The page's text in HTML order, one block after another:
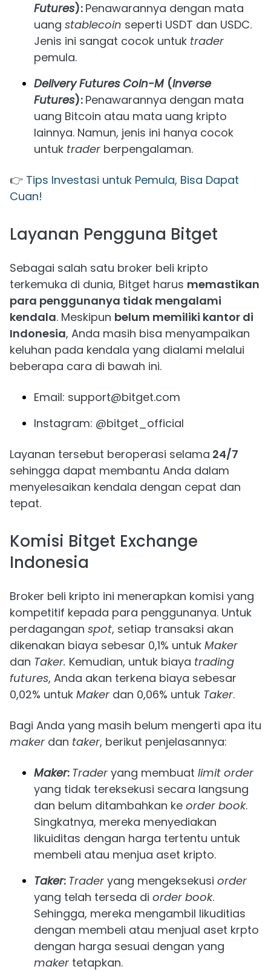
Futures): Penawarannya dengan mata
uang stablecoin seperti USDT dan USDC.
Jenis ini sangat cocok untuk trader
pemula.
Delivery Futures Coin-M (Inverse
Futures): Penawarannya dengan mata
uang Bitcoin atau mata uang kripto
lainnya. Namun, jenis ini hanya cocok
untuk trader berpengalaman.
👉 Tips Investasi untuk Pemula, Bisa Dapat
Cuan!
Layanan Pengguna Bitget
Sebagai salah satu broker beli kripto
terkemuka di dunia, Bitget harus memastikan
para penggunanya tidak mengalami
kendala. Meskipun belum memiliki kantor di
Indonesia, Anda masih bisa menyampaikan
keluhan pada kendala yang dialami melalui
beberapa cara di bawah ini.
Email: support@bitget.com
Instagram: @bitget_official
Layanan tersebut beroperasi selama 24/7
sehingga dapat membantu Anda dalam
menyelesaikan kendala dengan cepat dan
tepat.
Komisi Bitget Exchange
Indonesia
Broker beli kripto ini menerapkan komisi yang
kompetitif kepada para penggunanya. Untuk
perdagangan spot, setiap transaksi akan
dikenakan biaya sebesar 0,1% untuk Maker
dan Taker. Kemudian, untuk biaya trading
futures, Anda akan terkena biaya sebesar
0,02% untuk Maker dan 0,06% untuk Taker.
Bagi Anda yang masih belum mengerti apa itu
maker dan taker, berikut penjelasannya:
Maker: Trader yang membuat limit order
yang tidak tereksekusi secara langsung
dan belum ditambahkan ke order book.
Singkatnya, mereka menyediakan
likuiditas dengan harga tertentu untuk
membeli atau menjua aset kripto.
Taker: Trader yang mengeksekusi order
yang telah terseda di order book.
Sehingga, mereka mengambil likuditias
dengan membeli atau menjual aset krpto
dengan harga sesuai dengan yang
maker tetapkan.